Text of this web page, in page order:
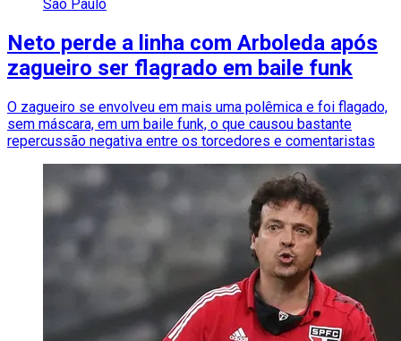
São Paulo
Neto perde a linha com Arboleda após
zagueiro ser flagrado em baile funk
O zagueiro se envolveu em mais uma polêmica e foi flagado,
sem máscara, em um baile funk, o que causou bastante
repercussão negativa entre os torcedores e comentaristas